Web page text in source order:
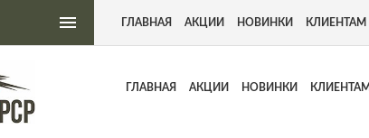
оружия Адрес: г. Москва,
ГЛАВНАЯ АКЦИИ НОВИНКИ КЛИЕНТАМ
ГЛАВНАЯ АКЦИИ НОВИНКИ КЛИЕНТАМ